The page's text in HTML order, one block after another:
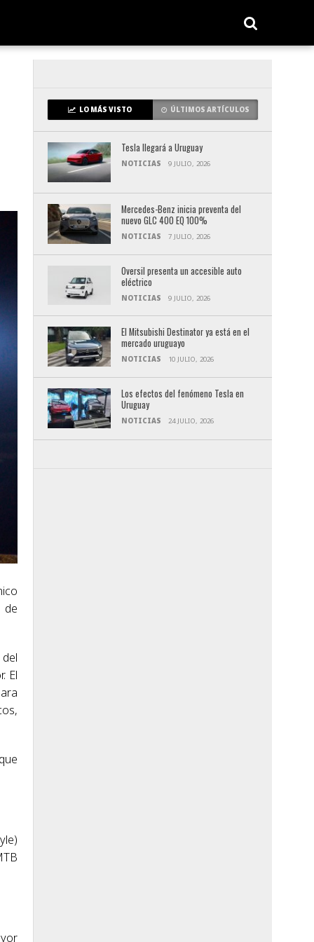
de
El
LO MÁS VISTO ÚLTIMOS ARTÍCULOS
Tesla llegará a Uruguay
NOTICIAS 9 JULIO, 2026
Mercedes-Benz inicia preventa del
nuevo GLC 400 EQ 100%
NOTICIAS 7 JULIO, 2026
Oversil presenta un accesible auto
eléctrico
NOTICIAS 9 JULIO, 2026
El Mitsubishi Destinator ya está en el
mercado uruguayo
NOTICIAS 10 JULIO, 2026
Los efectos del fenómeno Tesla en
Uruguay
NOTICIAS 24 JULIO, 2026